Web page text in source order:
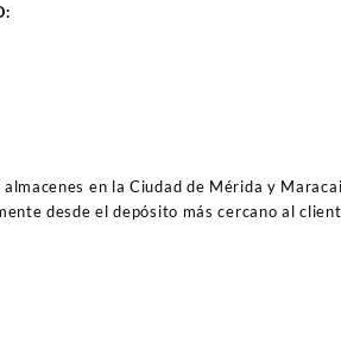
en la Ciudad de Mérida y
desde el depósito más cercano al